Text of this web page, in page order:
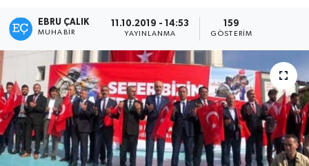
EBRU ÇALIK
MUHABIR
11.10.2019 - 14:53
YAYINLANMA
159
GÖSTERIM